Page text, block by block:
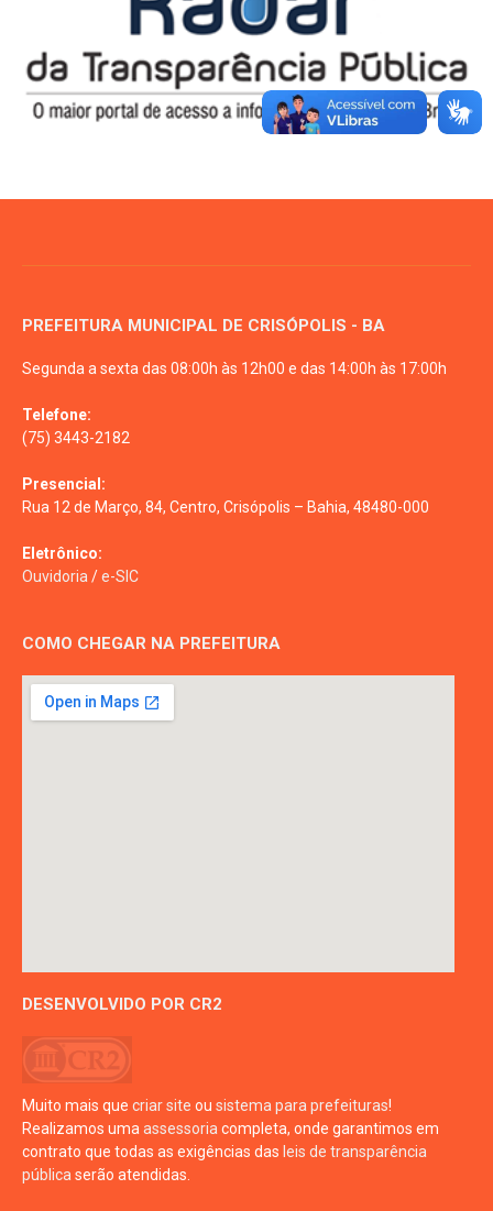
PREFEITURA MUNICIPAL DE CRISÓPOLIS - BA
Segunda a sexta das 08:00h às 12h00 e das 14:00h às 17:00h
Telefone:
(75) 3443-2182
Presencial:
Rua 12 de Março, 84, Centro, Crisópolis – Bahia, 48480-000
Eletrônico:
Ouvidoria /e-SIC
COMO CHEGAR NA PREFEITURA
DESENVOLVIDO POR CR2
Muito mais que criar site ou sistema para prefeituras!
Realizamos uma assessoria completa, onde garantimos em
contrato que todas as exigências das leis de transparência
pública serão atendidas.